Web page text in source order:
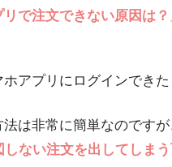
リで注文できない原因は？
アプリにログインでき
は非常に簡単なのです
ない注文を出してしま